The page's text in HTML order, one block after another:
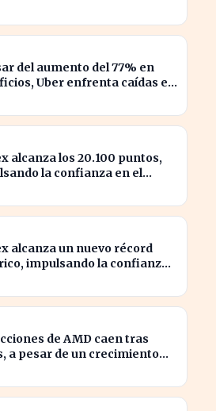
del aumento del 77% en
Uber enfrenta caídas en
alcanza los 20.100 puntos,
la confianza en el
alcanza un nuevo récord
impulsando la confianza
de AMD caen tras
a pesar de un crecimiento